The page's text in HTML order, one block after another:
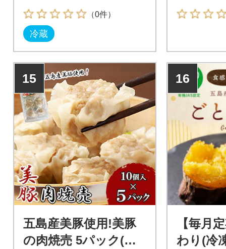
（0件）
冷蔵
15
五島産美豚使用!美豚
の肉焼売 5パック(各1
16
【毎月
わり(冷